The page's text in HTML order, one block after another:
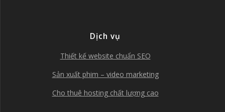
Dịch vụ
Thiết kế website chuẩn SEO
Sản xuất phim – video marketing
Cho thuê hosting chất lượng cao